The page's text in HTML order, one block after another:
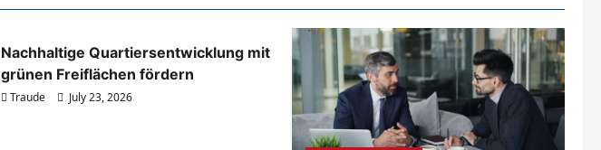
Nachhaltige Quartiersentwicklung mit
grünen Freiflächen fördern
Traude July 23, 2026